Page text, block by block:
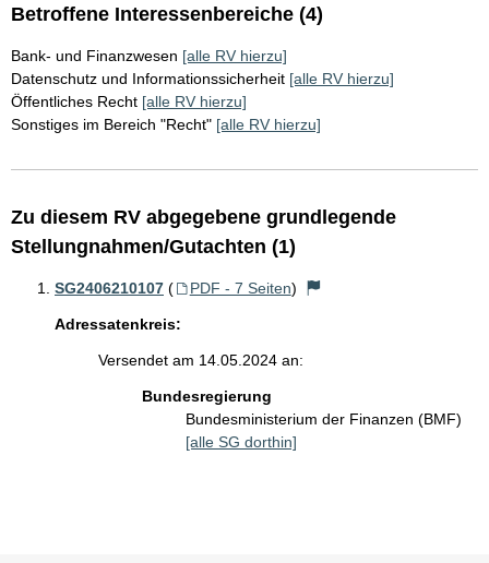
Betroffene Interessenbereiche (4)
Bank- und Finanzwesen [alle RV hierzu]
Datenschutz und Informationssicherheit [alle RV hierzu]
Öffentliches Recht [alle RV hierzu]
Sonstiges im Bereich "Recht" [alle RV hierzu]
Zu diesem RV abgegebene grundlegende
Stellungnahmen/Gutachten (1)
SG2406210107 ( PDF - 7 Seiten)
Adressatenkreis:
Versendet am 14.05.2024 an:
Bundesregierung
Bundesministerium der Finanzen (BMF)
[alle SG dorthin]